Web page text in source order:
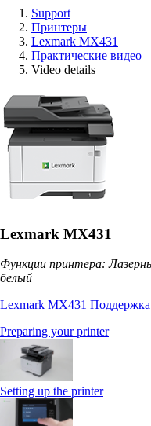
Support
Принтеры
Lexmark MX431
Практические видео
Video details
Lexmark MX431
Функции принтера:
белый
Lexmark MX431 Поддержка
Preparing your printer
Setting up the printer